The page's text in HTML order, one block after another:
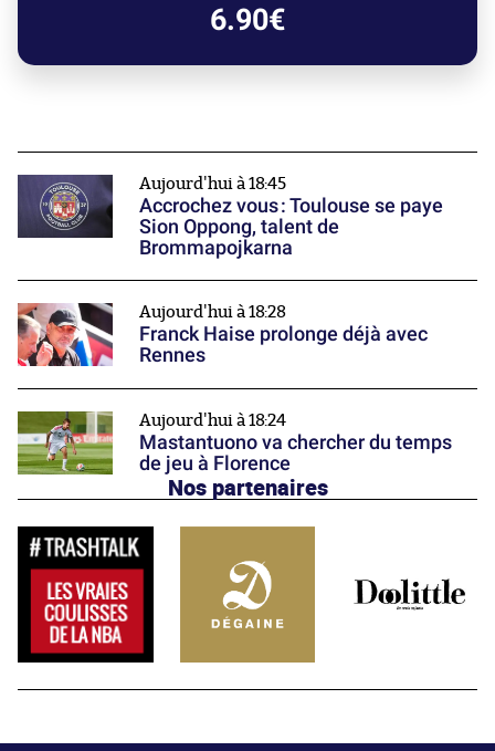
6.90€
Aujourd'hui à 18:45
Accrochez vous : Toulouse se paye
Sion Oppong, talent de
Brommapojkarna
Aujourd'hui à 18:28
Franck Haise prolonge déjà avec
Rennes
Aujourd'hui à 18:24
Mastantuono va chercher du temps
de jeu à Florence
Nos partenaires